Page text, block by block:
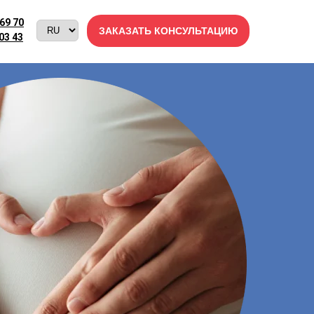
ЗАКАЗАТЬ КОНСУЛЬТАЦИЮ
03 43
69 70
ЗАКАЗАТЬ КОНСУЛЬТАЦИЮ
43
70